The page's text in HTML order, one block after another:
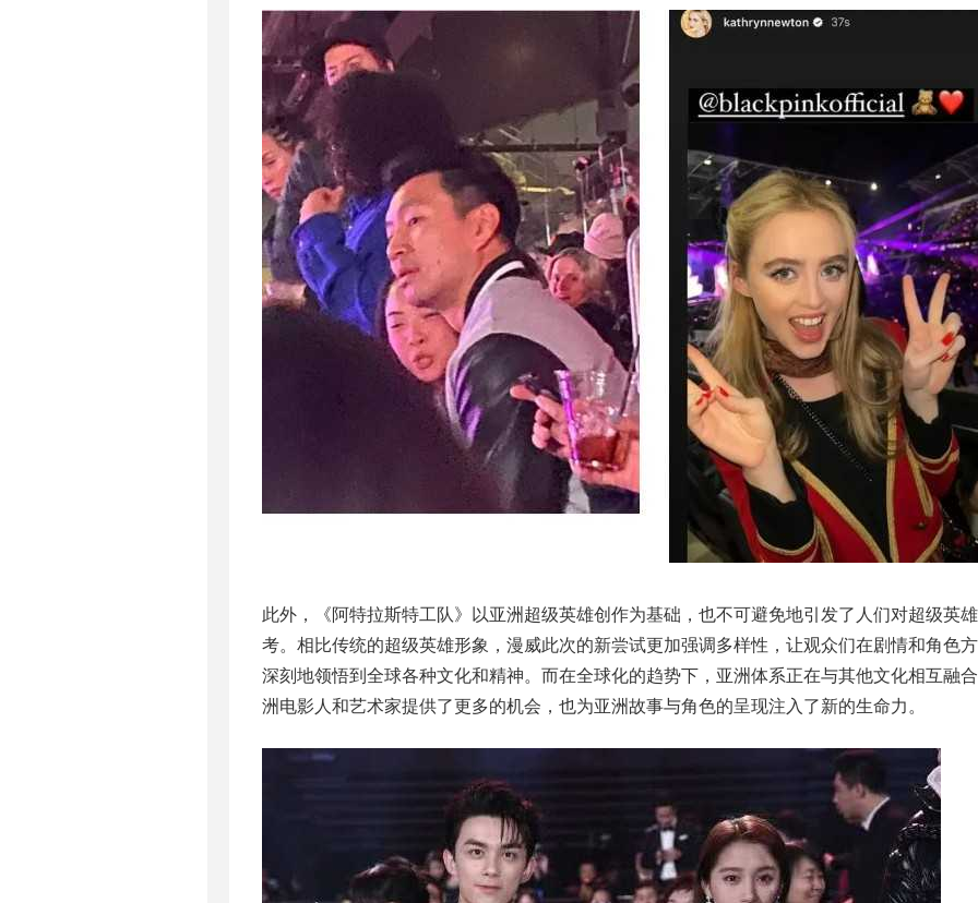
此外，《阿特拉斯特工队》以亚洲超级英雄创作为基础，也不可避免地引发了人们对超级英
考。相比传统的超级英雄形象，漫威此次的新尝试更加强调多样性，让观众们在剧情和角色
深刻地领悟到全球各种文化和精神。而在全球化的趋势下，亚洲体系正在与其他文化相互融
洲电影人和艺术家提供了更多的机会，也为亚洲故事与角色的呈现注入了新的生命力。